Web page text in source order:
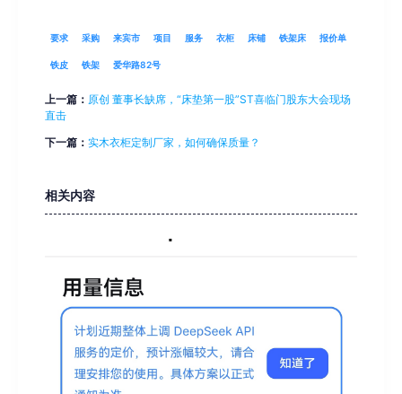
要求 采购 来宾市 项目 服务 衣柜 床铺 铁架床 报价单
铁皮 铁架 爱华路82号
上一篇： 原创 董事长缺席，“床垫第一股”ST喜临门股东大会现场
直击
下一篇： 实木衣柜定制厂家，如何确保质量？
相关内容